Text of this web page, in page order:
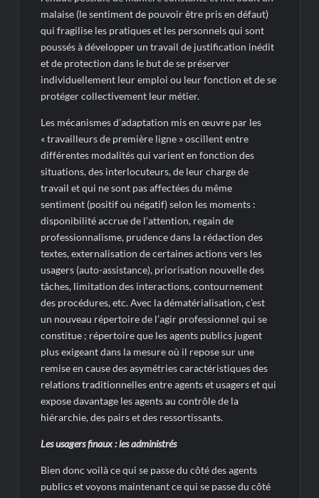
malaise (le sentiment de pouvoir être pris en défaut)
qui fragilise les pratiques et les personnels qui sont
poussés à développer un travail de justification inédit
et de protection dans le but de se préserver
individuellement leur emploi ou leur fonction et de se
protéger collectivement leur métier.
Les mécanismes d’adaptation mis en œuvre par les
« travailleurs de première ligne » oscillent entre
différentes modalités qui varient en fonction des
situations, des interlocuteurs, de leur charge de
travail et qui ne sont pas affectées du même
sentiment (positif ou négatif) selon les moments :
disponibilité accrue de l’attention, regain de
professionnalisme, prudence dans la rédaction des
textes, externalisation de certaines actions vers les
usagers (auto-assistance), priorisation nouvelle des
tâches, limitation des interactions, contournement
des procédures, etc. Avec la dématérialisation, c’est
un nouveau répertoire de l’agir professionnel qui se
constitue ; répertoire que les agents publics jugent
plus exigeant dans la mesure où il repose sur une
remise en cause des asymétries caractéristiques des
relations traditionnelles entre agents et usagers et qui
expose davantage les agents au contrôle de la
hiérarchie, des pairs et des ressortissants.
Les usagers finaux : les administrés
Bien donc voilà ce qui se passe du côté des agents
publics et voyons maintenant ce qui se passe du côté